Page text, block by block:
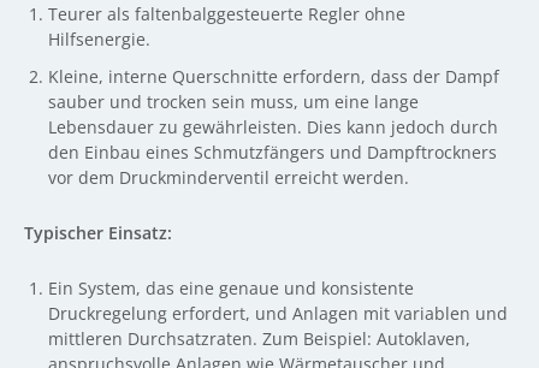
Teurer als faltenbalggesteuerte Regler ohne
Hilfsenergie.
Kleine, interne Querschnitte erfordern, dass der Dampf
sauber und trocken sein muss, um eine lange
Lebensdauer zu gewährleisten. Dies kann jedoch durch
den Einbau eines Schmutzfängers und Dampftrockners
vor dem Druckminderventil erreicht werden.
Typischer Einsatz:
Ein System, das eine genaue und konsistente
Druckregelung erfordert, und Anlagen mit variablen und
mittleren Durchsatzraten. Zum Beispiel: Autoklaven,
anspruchsvolle Anlagen wie Wärmetauscher und